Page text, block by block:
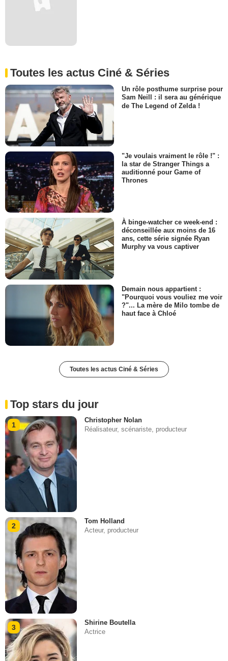
Toutes les actus Ciné & Séries
Un rôle posthume surprise pour
Sam Neill : il sera au générique
de The Legend of Zelda !
"Je voulais vraiment le rôle !" :
la star de Stranger Things a
auditionné pour Game of
Thrones
À binge-watcher ce week-end :
déconseillée aux moins de 16
ans, cette série signée Ryan
Murphy va vous captiver
Demain nous appartient :
"Pourquoi vous vouliez me voir
?"... La mère de Milo tombe de
haut face à Chloé
Toutes les actus Ciné & Séries
Top stars du jour
1
Christopher Nolan
Réalisateur, scénariste, producteur
2
Tom Holland
Acteur, producteur
3
Shirine Boutella
Actrice